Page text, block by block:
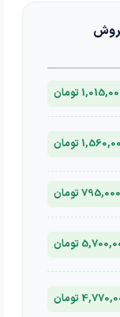
تومان
تومان
تومان
تومان
تومان